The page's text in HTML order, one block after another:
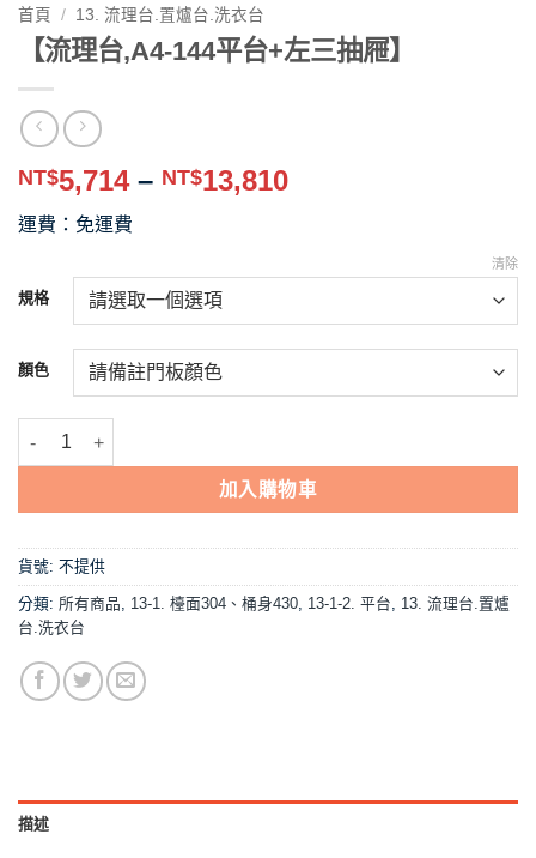
首頁 / 13. 流理台.置爐台.洗衣台
【流理台,A4-144平台+左三抽屜】
NT$5,714 – NT$13,810價
到
NT$13,810
運費：免運費
規格
顏色
清除
【流理台,A4-144平台+左三抽屜】 數量
加入購物車
貨號: 不提供
分類: 所有商品, 13-1. 檯面304、桶身430, 13-1-2. 平台, 13. 流理台.置爐
台.洗衣台
描述